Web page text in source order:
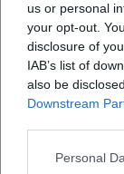
us or personal
your opt-out.
disclosure of
IAB’s list of
also be
Downstream
Personal